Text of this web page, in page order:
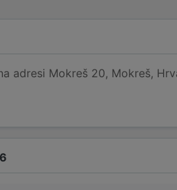
adresi Mokreš 20, Mokreš,